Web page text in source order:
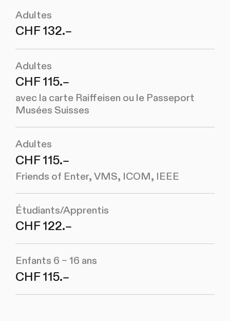
Adultes
CHF 132.–
Adultes
CHF 115.–
avec la carte Raiffeisen ou le Passeport
Musées Suisses
Adultes
CHF 115.–
Friends of Enter, VMS, ICOM, IEEE
Étudiants/Apprentis
CHF 122.–
Enfants 6 – 16 ans
CHF 115.–